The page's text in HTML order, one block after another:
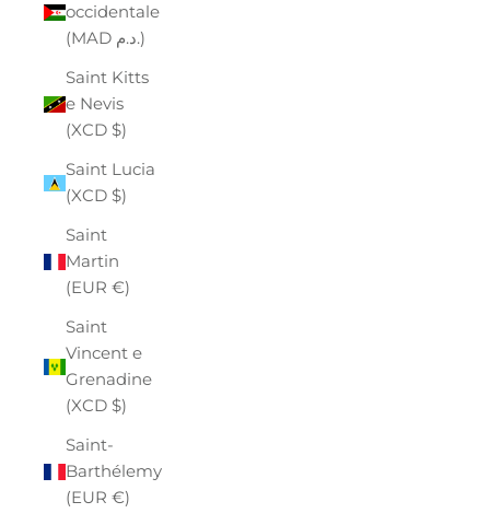
occidentale
(MAD د.م.)
Saint Kitts
e Nevis
(XCD $)
Saint Lucia
(XCD $)
Saint
Martin
(EUR €)
Saint
Vincent e
Grenadine
(XCD $)
Saint-
Barthélemy
(EUR €)